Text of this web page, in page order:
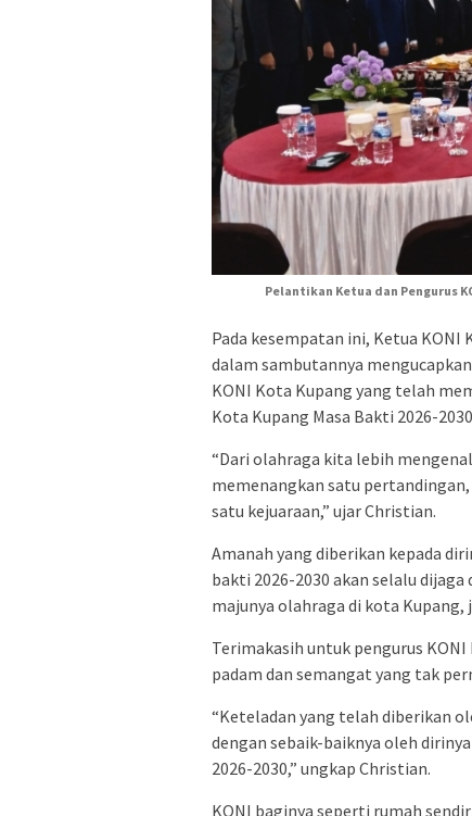
Pelantikan Ketua dan Pengurus
Pada kesempatan ini, Ketua KONI
dalam sambutannya
KONI Kota Kupang yang telah
Kota Kupang Masa Bakti 2026-
“Dari olahraga kita lebih
memenangkan satu
satu kejuaraan,” ujar Christian.
Amanah yang diberikan kepada
bakti 2026-2030 akan selalu
majunya olahraga di kota Kupang,
Terimakasih untuk pengurus
padam dan semangat yang tak
“Keteladan yang telah diberikan
dengan sebaik-baiknya oleh
2026-2030,” ungkap Christian.
KONI baginya seperti rumah